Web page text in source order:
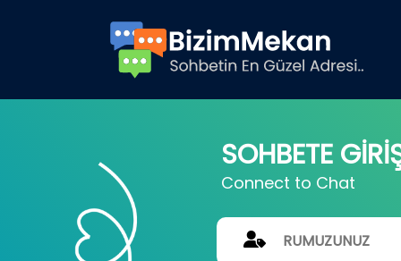
SOHBETE
Connect to Chat